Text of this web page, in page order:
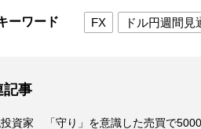
ーワード FX ドル円週間見
記事
資家 「守り」を意識した売買で